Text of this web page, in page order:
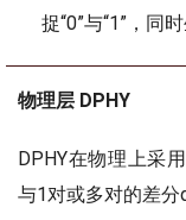
捉“0”与“1”，同
物理层 DPHY
DPHY在物理上采
与1对或多对的差分